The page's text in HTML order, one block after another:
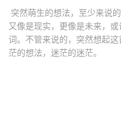
突然萌生的想法，至少来说
又像是现实，更像是未来，
词。不管来说的，突然想起
茫的想法，迷茫的迷茫。